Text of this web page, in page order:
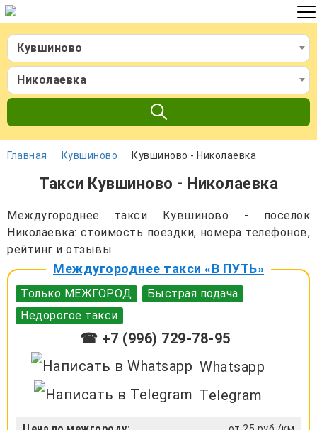
Кувшиново
Николаевка
Главная Кувшиново Кувшиново - Николаевка
Такси Кувшиново - Николаевка
Междугороднее такси Кувшиново - поселок
Николаевка: стоимость поездки, номера телефонов,
рейтинг и отзывы.
Междугороднее такси «В ПУТЬ»
Только МЕЖГОРОД
Быстрая подача
Недорогое такси
☎ +7 (996) 729-78-95
Whatsapp
Telegram